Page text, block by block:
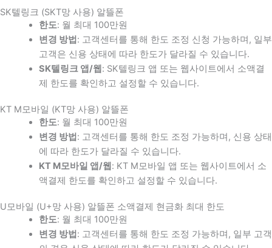
SK텔링크 (SKT망 사용) 알뜰폰
한도: 월 최대 100만원
변경 방법 : 고객센터를 통해 한도 조정 신청 가능하며, 일부
고객은 신용 상태에 따라 한도가 달라질 수 있습니다.
SK텔링크 앱/웹 : SK텔링크 앱 또는 웹사이트에서 소액결
제 한도를 확인하고 설정할 수 있습니다.
KT M모바일 (KT망 사용) 알뜰폰
한도: 월 최대 100만원
변경 방법 : 고객센터를 통해 한도 조정 가능하며, 신용 상태
에 따라 한도가 달라질 수 있습니다.
KT M모바일 앱/웹 : KT M모바일 앱 또는 웹사이트에서 소
액결제 한도를 확인하고 설정할 수 있습니다.
U모바일 (U+망 사용) 알뜰폰 소액결제 현금화 최대 한도
한도: 월 최대 100만원
변경 방법 : 고객센터를 통해 한도 조정 가능하며, 일부 고객